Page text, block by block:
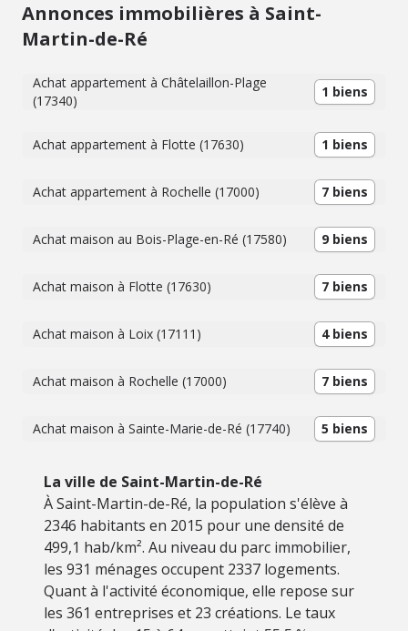
Annonces immobilières à Saint-
Martin-de-Ré
Achat appartement à Châtelaillon-Plage
(17340)
1 biens
Achat appartement à Flotte (17630) 1 biens
Achat appartement à Rochelle (17000) 7 biens
Achat maison au Bois-Plage-en-Ré (17580) 9 biens
Achat maison à Flotte (17630) 7 biens
Achat maison à Loix (17111) 4 biens
Achat maison à Rochelle (17000) 7 biens
Achat maison à Sainte-Marie-de-Ré (17740) 5 biens
La ville de Saint-Martin-de-Ré
À Saint-Martin-de-Ré, la population s'élève à
2346 habitants en 2015 pour une densité de
499,1 hab/km². Au niveau du parc immobilier,
les 931 ménages occupent 2337 logements.
Quant à l'activité économique, elle repose sur
les 361 entreprises et 23 créations. Le taux